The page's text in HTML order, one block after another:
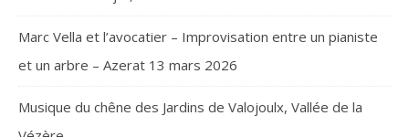
Marc Vella et l’avocatier – Improvisation entre un pianiste
et un arbre – Azerat 13 mars 2026
Musique du chêne des Jardins de Valojoulx, Vallée de la